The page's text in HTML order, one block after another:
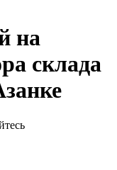
на
склада